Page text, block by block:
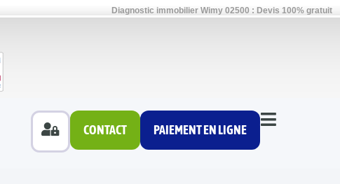
Diagnostic immobilier Wimy 02500 : Devis 100% gratuit